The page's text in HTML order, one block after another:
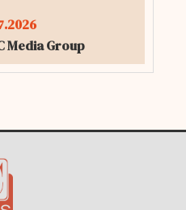
Media Group